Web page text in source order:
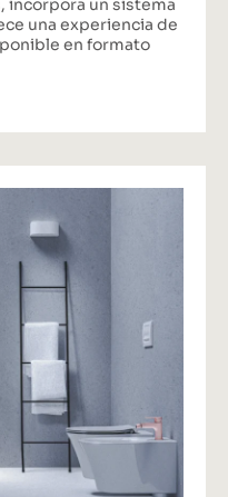
incorpora un sistema
una experiencia de
en formato